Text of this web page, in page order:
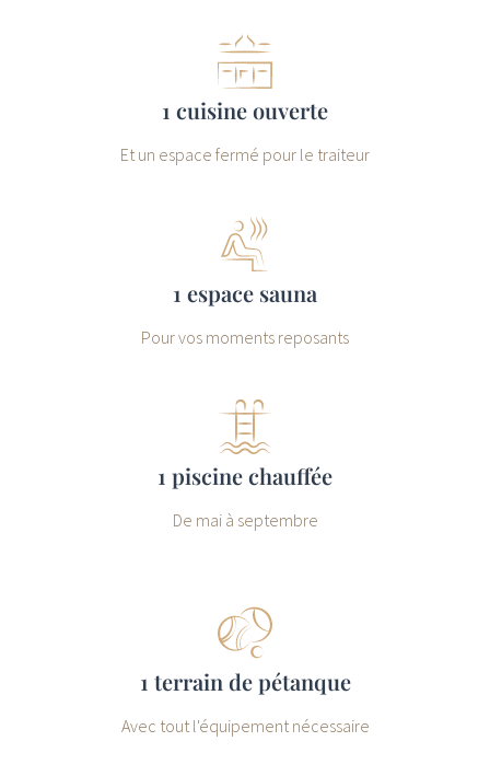
1 cuisine ouverte
Et un espace fermé pour le traiteur
1 espace sauna
Pour vos moments reposants
1 piscine chauffée
De mai à septembre
1 terrain de pétanque
Avec tout l'équipement nécessaire